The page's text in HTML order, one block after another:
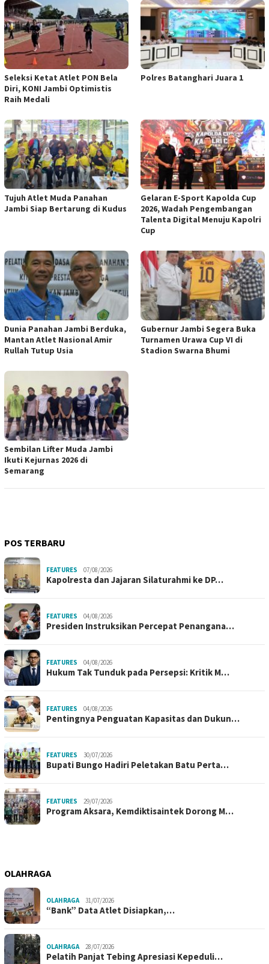
Seleksi Ketat Atlet PON Bela
Diri, KONI Jambi Optimistis
Raih Medali
Polres Batanghari Juara 1
Tujuh Atlet Muda Panahan
Jambi Siap Bertarung di Kudus
Gelaran E-Sport Kapolda Cup
2026, Wadah Pengembangan
Talenta Digital Menuju Kapolri
Cup
Dunia Panahan Jambi Berduka,
Mantan Atlet Nasional Amir
Rullah Tutup Usia
Gubernur Jambi Segera Buka
Turnamen Urawa Cup VI di
Stadion Swarna Bhumi
Sembilan Lifter Muda Jambi
Ikuti Kejurnas 2026 di
Semarang
POS TERBARU
FEATURES 07/08/2026
Kapolresta dan Jajaran Silaturahmi ke DP…
FEATURES 04/08/2026
Presiden Instruksikan Percepat Penangana…
FEATURES 04/08/2026
Hukum Tak Tunduk pada Persepsi: Kritik M…
FEATURES 04/08/2026
Pentingnya Penguatan Kapasitas dan Dukun…
FEATURES 30/07/2026
Bupati Bungo Hadiri Peletakan Batu Perta…
FEATURES 29/07/2026
Program Aksara, Kemdiktisaintek Dorong M…
OLAHRAGA
OLAHRAGA 31/07/2026
“Bank” Data Atlet Disiapkan,…
OLAHRAGA 28/07/2026
Pelatih Panjat Tebing Apresiasi Kepeduli…